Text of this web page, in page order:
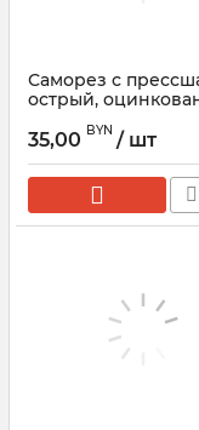
Саморез с
острый,
35,00 BYN / шт